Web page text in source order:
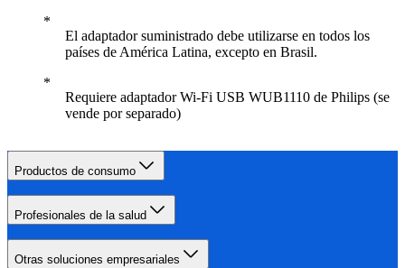
El adaptador suministrado debe utilizarse en todos los
países de América Latina, excepto en Brasil.
Requiere adaptador Wi-Fi USB WUB1110 de Philips (se
vende por separado)
Productos de consumo
Profesionales de la salud
Otras soluciones empresariales